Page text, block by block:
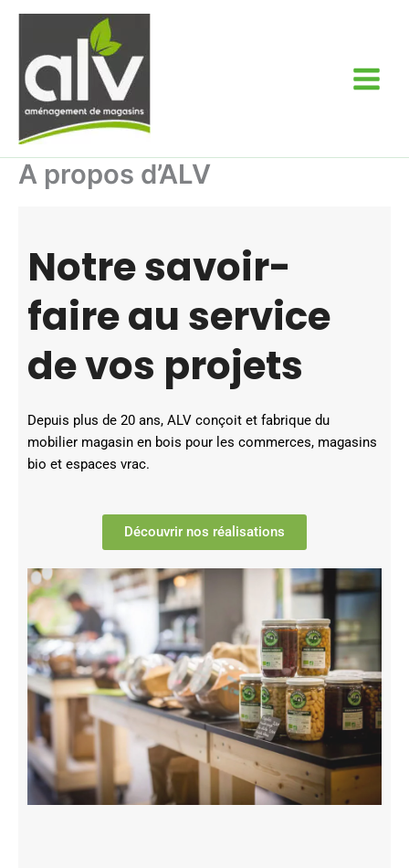
Aller
contenu
A propos d’ALV
Notre savoir-
faire au service
de vos projets
Depuis plus de 20 ans, ALV conçoit et fabrique du
mobilier magasin en bois pour les commerces, magasins
bio et espaces vrac.
Découvrir nos réalisations